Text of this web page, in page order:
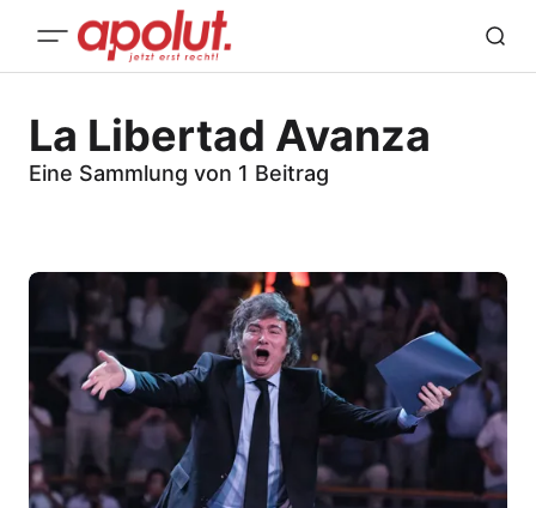
La Libertad Avanza
Eine Sammlung von 1 Beitrag